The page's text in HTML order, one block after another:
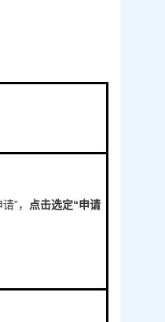
”， 点击选定“申请